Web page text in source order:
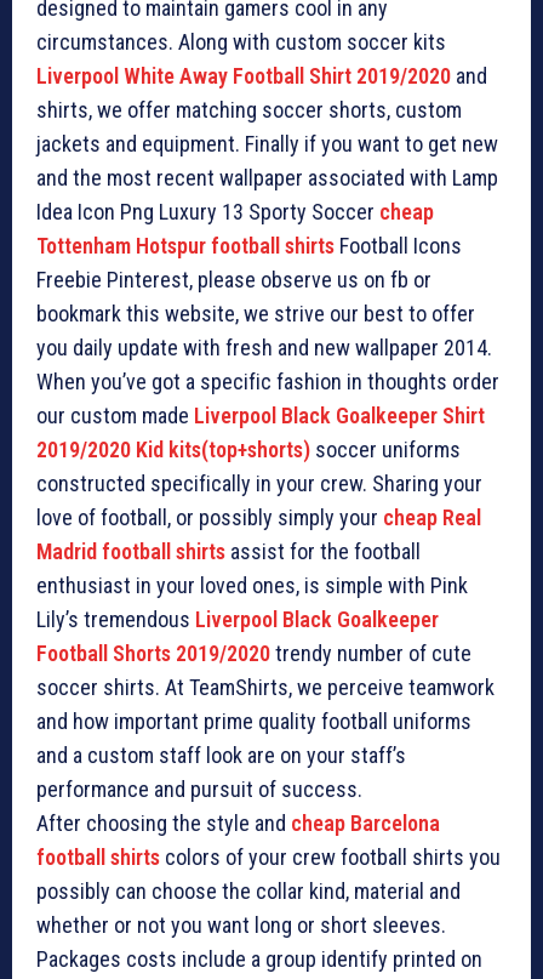
designed to maintain gamers cool in any
circumstances. Along with custom soccer kits
Liverpool White Away Football Shirt 2019/2020 and
shirts, we offer matching soccer shorts, custom
jackets and equipment. Finally if you want to get new
and the most recent wallpaper associated with Lamp
Idea Icon Png Luxury 13 Sporty Soccer cheap
Tottenham Hotspur football shirts Football Icons
Freebie Pinterest, please observe us on fb or
bookmark this website, we strive our best to offer
you daily update with fresh and new wallpaper 2014.
When you’ve got a specific fashion in thoughts order
our custom made Liverpool Black Goalkeeper Shirt
2019/2020 Kid kits(top+shorts) soccer uniforms
constructed specifically in your crew. Sharing your
love of football, or possibly simply your cheap Real
Madrid football shirts assist for the football
enthusiast in your loved ones, is simple with Pink
Lily’s tremendous Liverpool Black Goalkeeper
Football Shorts 2019/2020trendy number of cute
soccer shirts. At TeamShirts, we perceive teamwork
and how important prime quality football uniforms
and a custom staff look are on your staff’s
performance and pursuit of success.
After choosing the style and cheap Barcelona
football shirts colors of your crew football shirts you
possibly can choose the collar kind, material and
whether or not you want long or short sleeves.
Packages costs include a group identify printed on